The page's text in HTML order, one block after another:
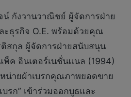
น์ กังวานวาณิชย์ ผู้จัดการฝ่าย
ะธุรกิจ O.E. พร้อมด้วยคุณ
ติสกุล ผู้จัดการฝ่ายสนับสนุน
ค อินเตอร์เนชั่นแนล (1994)
น่ายผ้าเบรกคุณภาพยอดขาย
รก” เข้าร่วมออกบูธและ